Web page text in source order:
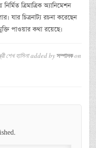
ত্রিমাত্রিক অ্যানিমেশন
যার চিত্রনাট্য রচনা করেছেন
পাওয়ার কথা রয়েছে।
শেখ হাসিনাadded by সম্পাদকon